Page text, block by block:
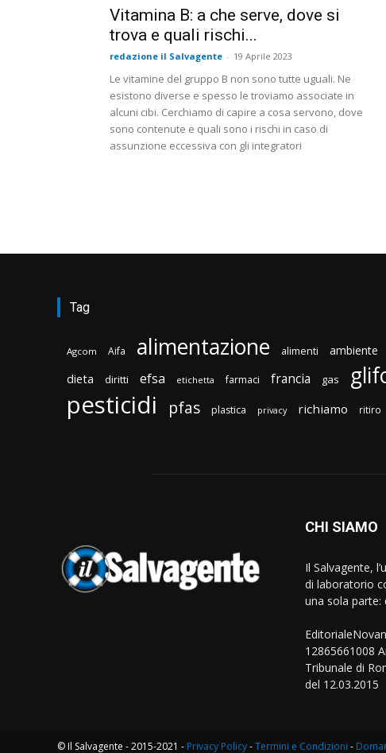
Vitamina B: a che serve, dove si
trova e quali rischi...
redazione il Salvagente - 19 Aprile 2023
Le vitamine del gruppo B non sono tutte uguali. Ne
esistono diverse e spesso le troviamo associate in
alcuni cibi. Cerchiamo di capire a cosa servono, dove
sono contenute e quali sono i rischi in caso di
assunzione eccessiva con gli integratori
Tag
Agcom Aifa alimentazione alimenti ambiente
dieta diritti efsa etichetta farmaci francia gas
pesticidi pfas plastica privacy richiamo ritiro
CHI SIAMO
Il Salvagente,
di laboratorio
una sola parte:
12865661008
Tribunale di
del 12.03.2015
© Il Salvagente - 2015-2021 - Privacy Policy-Termini e Condizioni -